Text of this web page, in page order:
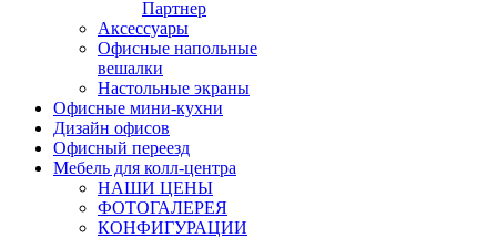
Партнер
Аксессуары
Офисные напольные
вешалки
Настольные экраны
Офисные мини-кухни
Дизайн офисов
Офисный переезд
Мебель для колл-центра
НАШИ ЦЕНЫ
ФОТОГАЛЕРЕЯ
КОНФИГУРАЦИИ